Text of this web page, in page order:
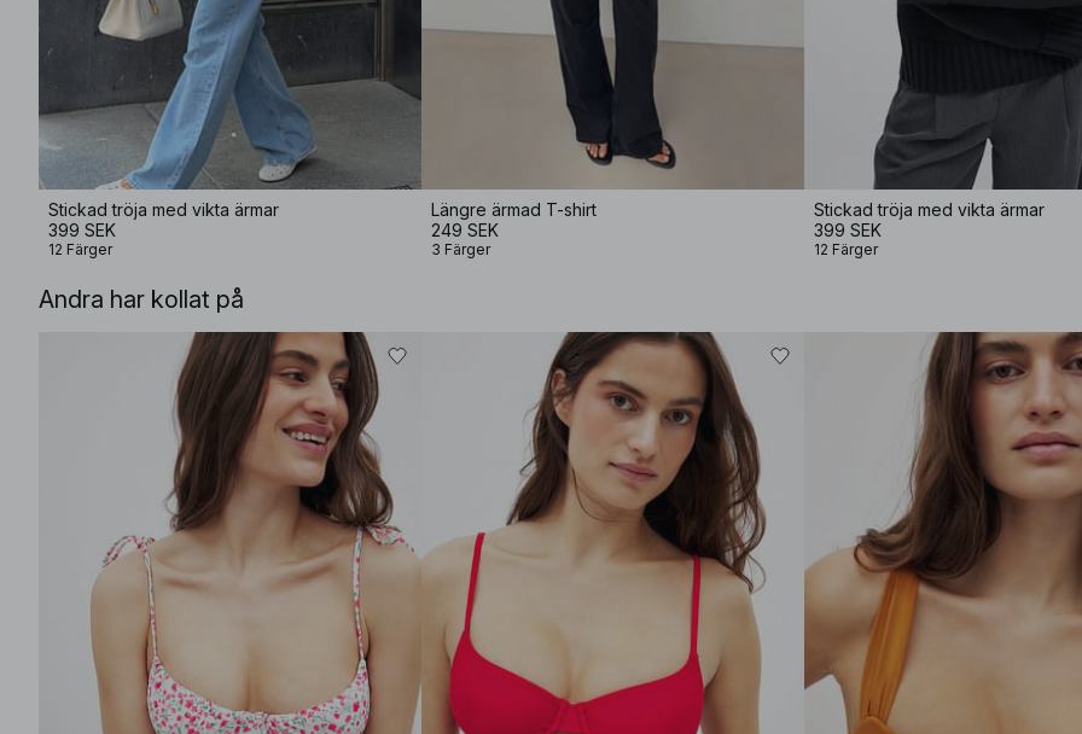
Stickad tröja med vikta ärmar
399 SEK
12 Färger
Längre ärmad T-shirt
249 SEK
3 Färger
Stickad tröja med vikta ärmar
399 SEK
12 Färger
Andra har kollat på